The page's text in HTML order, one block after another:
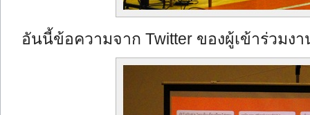
อันนี้ข้อความจาก Twitter ของผู้เข้าร่วมงา